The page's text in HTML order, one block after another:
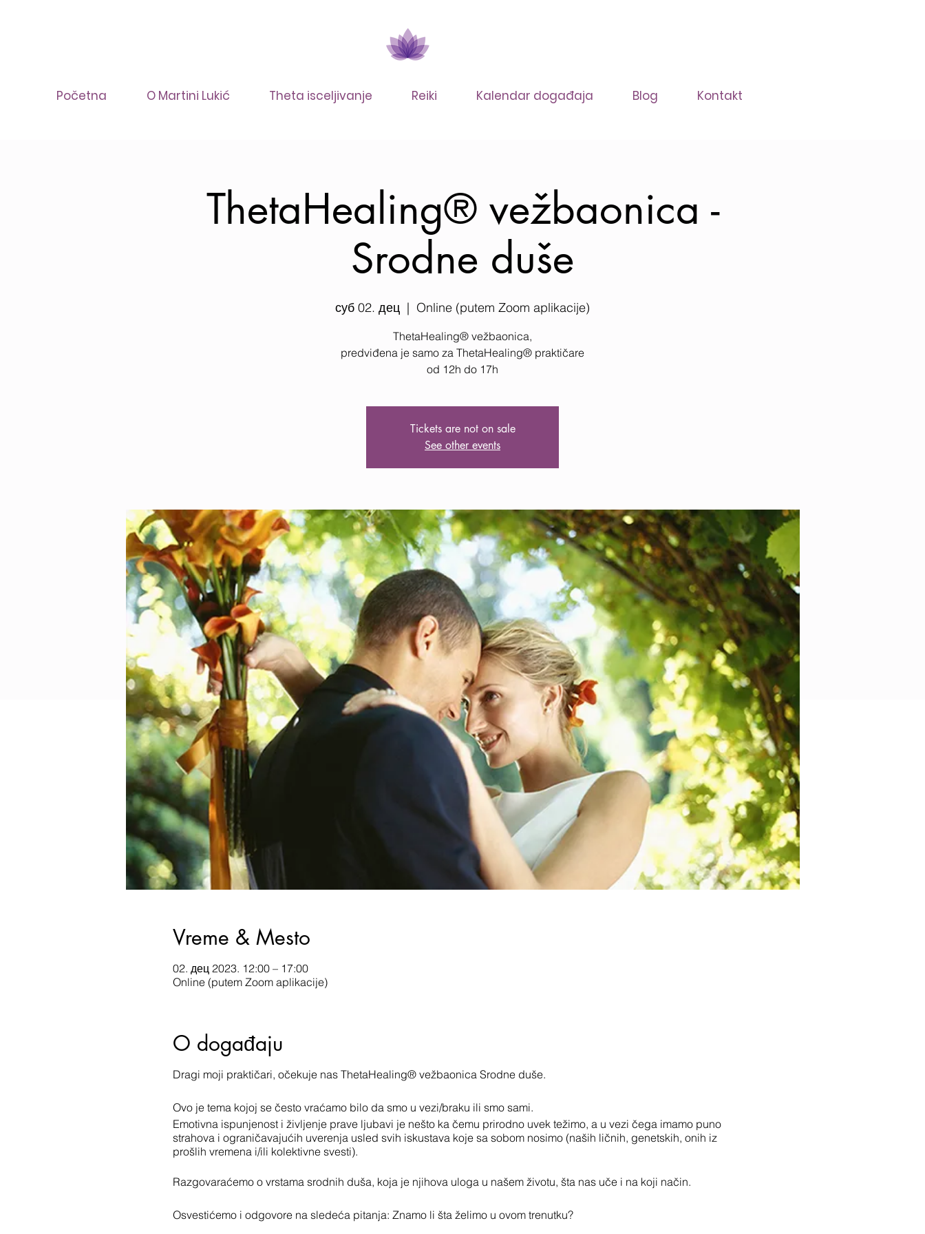
Početna O Martini Lukić Theta isceljivanje Reiki Kalendar događaja Blog Kontakt
ThetaHealing® vežbaonica -
Srodne duše
суб 02. дец
  |
Online (putem Zoom aplikacije)
ThetaHealing® vežbaonica,
predviđena je samo za ThetaHealing® praktičare
od 12h do 17h
Tickets are not on sale
See other events
Vreme & Mesto
02. дец 2023. 12:00 – 17:00
Online (putem Zoom aplikacije)
O događaju
Dragi moji praktičari, očekuje nas ThetaHealing® vežbaonica Srodne duše.
Ovo je tema kojoj se često vraćamo bilo da smo u vezi/braku ili smo sami.
Emotivna ispunjenost i življenje prave ljubavi je nešto ka čemu prirodno uvek težimo, a u vezi čega imamo puno
strahova i ograničavajućih uverenja usled svih iskustava koje sa sobom nosimo (naših ličnih, genetskih, onih iz
prošlih vremena i/ili kolektivne svesti).
Razgovaraćemo o vrstama srodnih duša, koja je njihova uloga u našem životu, šta nas uče i na koji način.
Osvestićemo i odgovore na sledeća pitanja: Znamo li šta želimo u ovom trenutku?